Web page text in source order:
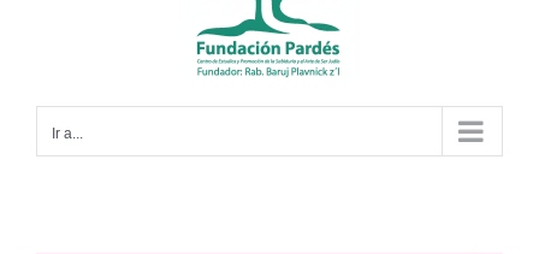
Ir a...